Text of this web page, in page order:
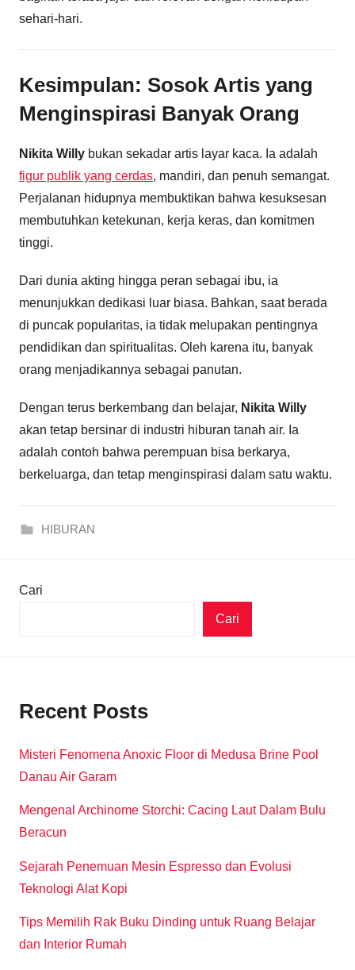
sehari-hari.
Kesimpulan: Sosok Artis yang
Menginspirasi Banyak Orang
Nikita Willy bukan sekadar artis layar kaca. Ia adalah
figur publik yang cerdas, mandiri, dan penuh semangat.
Perjalanan hidupnya membuktikan bahwa kesuksesan
membutuhkan ketekunan, kerja keras, dan komitmen
tinggi.
Dari dunia akting hingga peran sebagai ibu, ia
menunjukkan dedikasi luar biasa. Bahkan, saat berada
di puncak popularitas, ia tidak melupakan pentingnya
pendidikan dan spiritualitas. Oleh karena itu, banyak
orang menjadikannya sebagai panutan.
Dengan terus berkembang dan belajar, Nikita Willy
akan tetap bersinar di industri hiburan tanah air. Ia
adalah contoh bahwa perempuan bisa berkarya,
berkeluarga, dan tetap menginspirasi dalam satu waktu.
HIBURAN
Cari
Cari
Recent Posts
Misteri Fenomena Anoxic Floor di Medusa Brine Pool
Danau Air Garam
Mengenal Archinome Storchi: Cacing Laut Dalam Bulu
Beracun
Sejarah Penemuan Mesin Espresso dan Evolusi
Teknologi Alat Kopi
Tips Memilih Rak Buku Dinding untuk Ruang Belajar
dan Interior Rumah